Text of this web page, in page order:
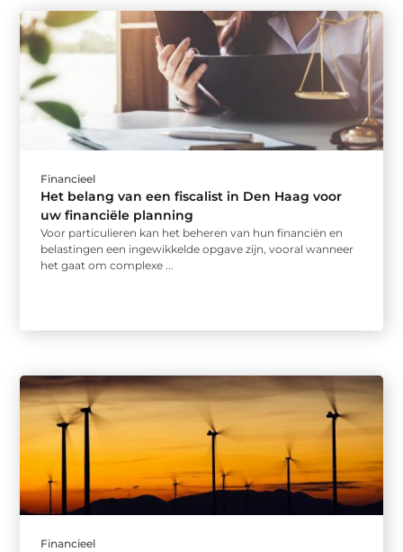
Financieel
Het belang van een fiscalist in Den Haag voor
uw financiële planning
Voor particulieren kan het beheren van hun financiën en
belastingen een ingewikkelde opgave zijn, vooral wanneer
het gaat om complexe ...
Financieel